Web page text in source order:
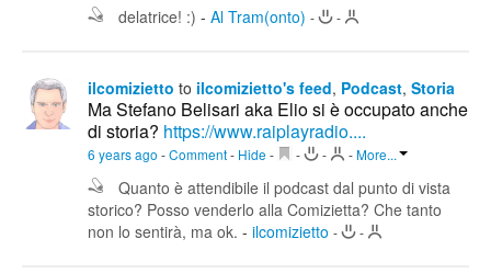
delatrice! :) - Al Tram(onto) - -
ilcomizietto to ilcomizietto's feed, Podcast, Storia
Ma Stefano Belisari aka Elio si è occupato anche
di storia? https://www.raiplayradio....
6 years ago -Comment- Hide - - - -More...
Quanto è attendibile il podcast dal punto di vista
storico? Posso venderlo alla Comizietta? Che tanto
non lo sentirà, ma ok. - ilcomizietto - -